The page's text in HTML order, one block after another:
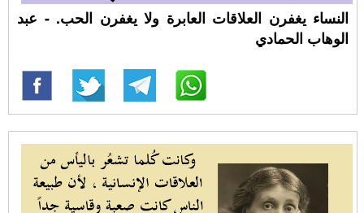
النساء يغفرن العلاقات العابرة ولا يغفرن الحب. - عبد
الوهاب الحمادي